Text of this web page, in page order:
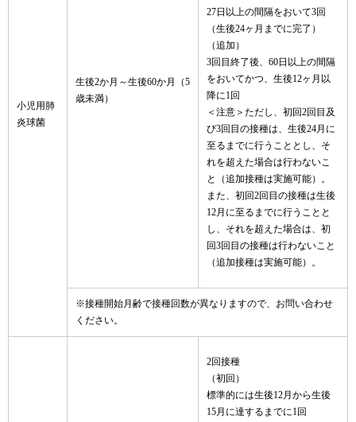
小児用肺
炎球菌
生後2か月～生後60か月（5
歳未満）
27日以上の間隔をおいて3回
（生後24ヶ月までに完了）
（追加）
3回目終了後、60日以上の間隔
をおいてかつ、生後12ヶ月以
降に1回
＜注意＞ただし、初回2回目及
び3回目の接種は、生後24月に
至るまでに行うこととし、そ
れを超えた場合は行わないこ
と（追加接種は実施可能）。
また、初回2回目の接種は生後
12月に至るまでに行うことと
し、それを超えた場合は、初
回3回目の接種は行わないこと
（追加接種は実施可能）。
※接種開始月齢で接種回数が異なりますので、お問い合わせ
ください。
2回接種
（初回）
標準的には生後12月から生後
15月に達するまでに1回